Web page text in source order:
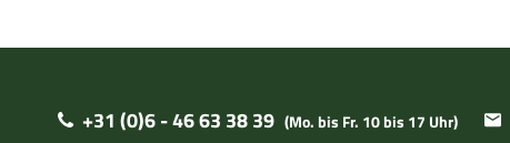
+31 (0)6 - 46 63 38 39 (Mo. bis Fr. 10 bis 17 Uhr)